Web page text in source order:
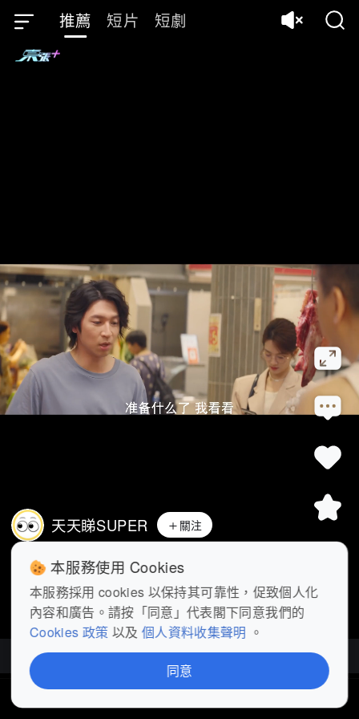
推薦 短片 短劇
天天睇SUPER 關注
《燦爛的風和海》精華丨徐君樂帶麥又歌
買菜被調侃在談戀愛 #影視樂園
查看更多
燦爛的風和海| 更新至60集
本服務使用 Cookies
本服務採用 cookies 以保持其可靠性，促致個人化
內容和廣告。請按「同意」代表閣下同意我們的
Cookies 政策 以及 個人資料收集聲明 。
同意